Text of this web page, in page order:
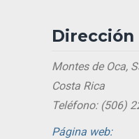
Dirección
Montes de Oca,
Costa Rica
Teléfono: (506)
Página web: